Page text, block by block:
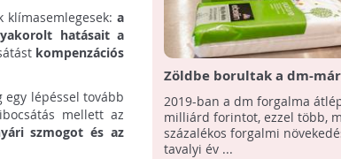
a
hatásait a
kompenzációs
egy lépéssel tovább
mellett az
szmogot és az
Zöldbe borultak a dm-
fenntarthatóság jegyében
bővítette
piacvezető drogéria
2019-ban a dm forgalma
milliárd forintot, ezzel több,
százalékos forgalmi
tavalyi év ...